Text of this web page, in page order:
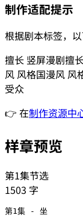
制作适配提示
根据剧本标签，
擅长 竖屏漫剧擅
风 风格国漫风 风
受众
👉 在制作资源中
样章预览
第1集节选
1503 字
第1集 - 坐